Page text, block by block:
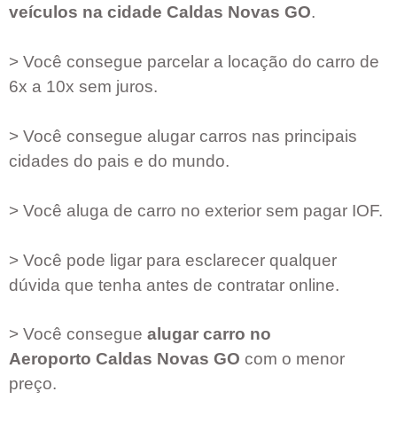
veículos na cidade Caldas Novas GO.
> Você consegue parcelar a locação do carro de
6x a 10x sem juros.
> Você consegue alugar carros nas principais
cidades do pais e do mundo.
> Você aluga de carro no exterior sem pagar IOF.
> Você pode ligar para esclarecer qualquer
dúvida que tenha antes de contratar online.
> Você consegue alugar carro no
Aeroporto Caldas Novas GO com o menor
preço.